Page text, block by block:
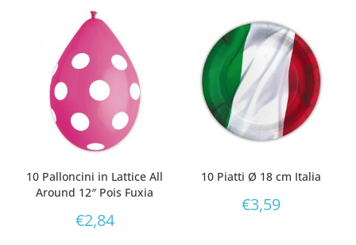
10 Palloncini in Lattice All
Around 12″ Pois Fuxia
€2,84
10 Piatti Ø 18 cm Italia
€3,59